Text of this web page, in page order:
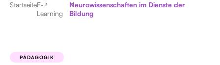
StartseiteE-
Learning
Neurowissenschaften im Dienste der
Bildung
PÄDAGOGIK